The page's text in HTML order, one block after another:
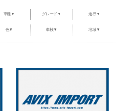
車種▼ グレード▼ 走行▼
色▼ 車検▼ 地域▼